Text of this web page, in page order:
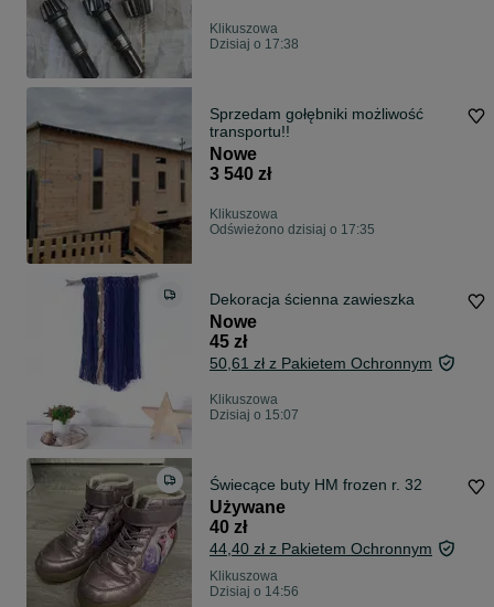
Klikuszowa
Dzisiaj o 17:38
Sprzedam gołębniki możliwość
transportu!!
Nowe
3 540 zł
Klikuszowa
Odświeżono dzisiaj o 17:35
Dekoracja ścienna zawieszka
Nowe
45 zł
50,61 zł z Pakietem Ochronnym
Klikuszowa
Dzisiaj o 15:07
Świecące buty HM frozen r. 32
Używane
40 zł
44,40 zł z Pakietem Ochronnym
Klikuszowa
Dzisiaj o 14:56